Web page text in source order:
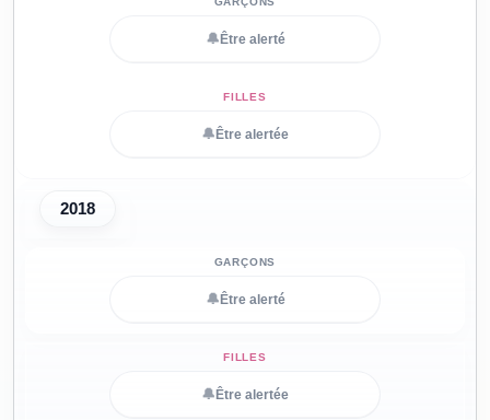
🔔 Être alerté
🔔 Être alertée
2018
🔔 Être alerté
🔔 Être alertée